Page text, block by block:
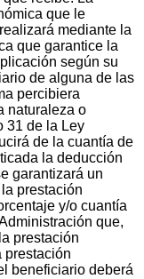
que le
mediante la
que garantice la
según su
de alguna de las
percibiera
naturaleza o
31 de la Ley
de la cuantía de
la deducción
garantizará un
prestación
y/o cuantía
que,
prestación
prestación
beneficiario deberá